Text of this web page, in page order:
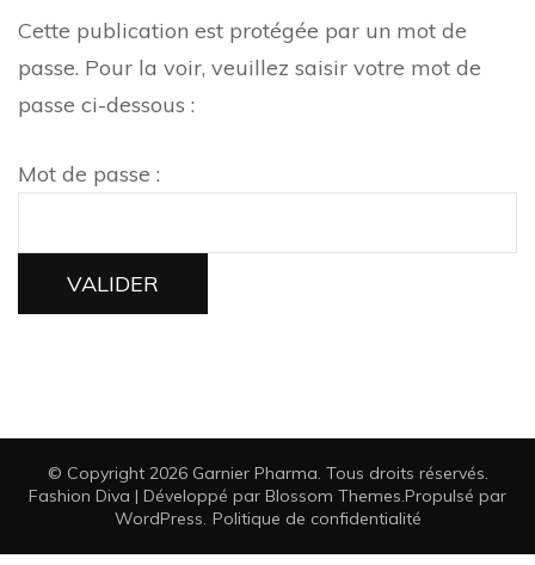
Cette publication est protégée par un mot de
passe. Pour la voir, veuillez saisir votre mot de
passe ci-dessous :
Mot de passe :
© Copyright 2026 Garnier Pharma. Tous droits réservés.
Fashion Diva | Développé par Blossom Themes.Propulsé par
WordPress. Politique de confidentialité